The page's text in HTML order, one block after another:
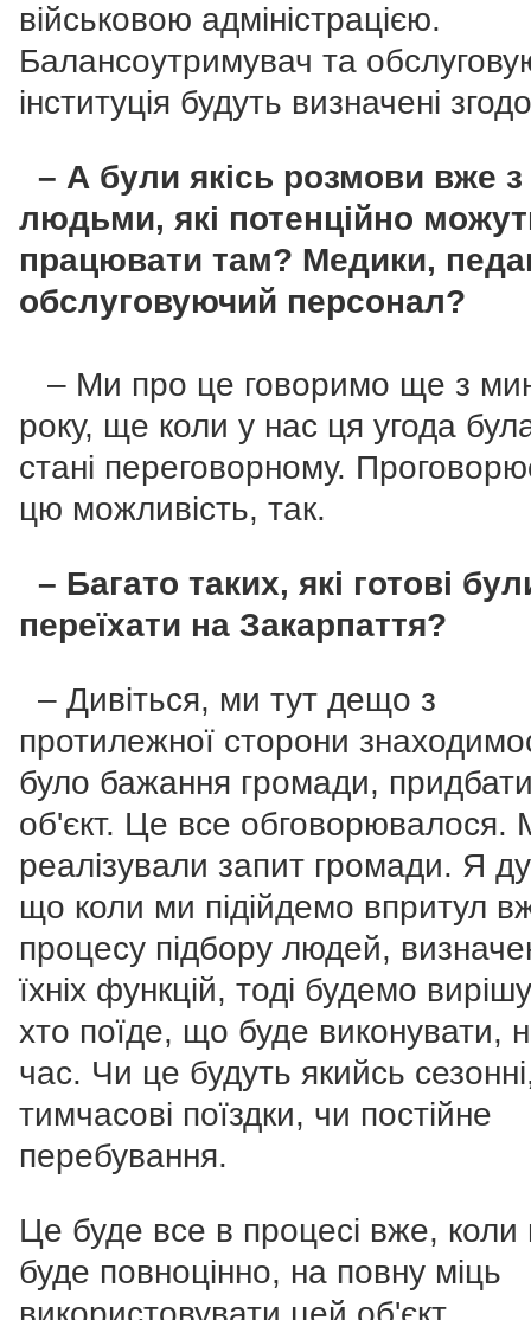
військовою адміністрацією.
Балансоутримувач та
інституція будуть визначені
– А були якісь розмови вже з
людьми, які потенційно
працювати там? Медики,
обслуговуючий персонал?
– Ми про це говоримо ще з
року, ще коли у нас ця угода
стані переговорному.
цю можливість, так.
– Багато таких, які готові
переїхати на Закарпаття?
– Дивіться, ми тут дещо з
протилежної сторони
було бажання громади,
об'єкт. Це все обговорювалося.
реалізували запит громади. Я
що коли ми підійдемо впритул
процесу підбору людей,
їхніх функцій, тоді будемо
хто поїде, що буде виконувати,
час. Чи це будуть якийсь
тимчасові поїздки, чи постійне
перебування.
Це буде все в процесі вже,
буде повноцінно, на повну міць